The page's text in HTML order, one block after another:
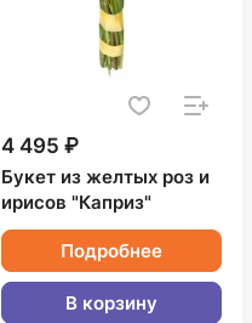
4 495 ₽
Букет из желтых роз и
ирисов "Каприз"
Подробнее
В корзину